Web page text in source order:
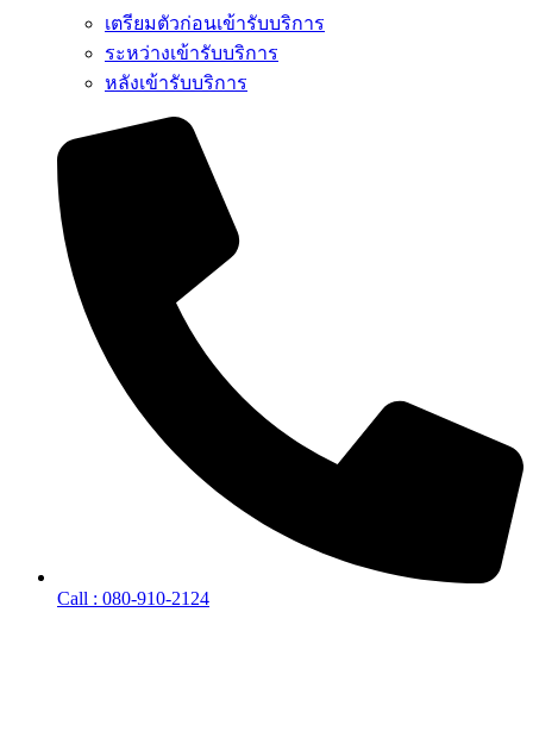
เตรียมตัวก่อนเข้ารับบริการ
ระหว่างเข้ารับบริการ
หลังเข้ารับบริการ
Call : 080-910-2124